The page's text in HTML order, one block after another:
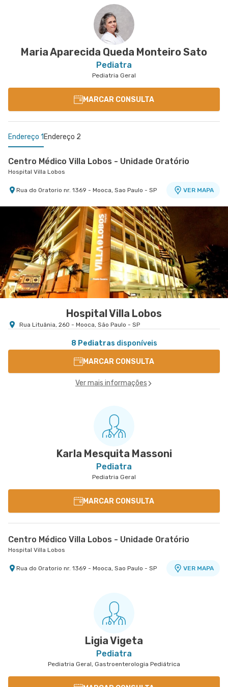
Maria Aparecida Queda Monteiro Sato
Pediatra
Pediatria Geral
MARCAR CONSULTA
Endereço 1 Endereço 2
Centro Médico Villa Lobos - Unidade Oratório
Hospital Villa Lobos
Rua do Oratorio nr. 1369 - Mooca, Sao Paulo - SP VER MAPA
Centro Médico Anália Franco - Unidade
Pediatria (Clinivac)
Hospital e Maternidade São Luiz Anália Franco
Rua Francisco Marengo nr. 1429 Clinivac - Clínica
de Vacinas - Tatuape, Sao Paulo - SP
VER MAPA
Hospital Villa Lobos
Rua Lituânia, 260 - Mooca, São Paulo - SP
8 Pediatras disponíveis
MARCAR CONSULTA
Ver mais informações
Karla Mesquita Massoni
Pediatra
Pediatria Geral
MARCAR CONSULTA
Centro Médico Villa Lobos - Unidade Oratório
Hospital Villa Lobos
Rua do Oratorio nr. 1369 - Mooca, Sao Paulo - SP VER MAPA
Ligia Vigeta
Pediatra
Pediatria Geral, Gastroenterologia Pediátrica